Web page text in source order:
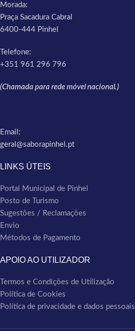
Morada:
Praça Sacadura Cabral
6400-444 Pinhel
Telefone:
+351 961 296 796
(Chamada para rede móvel nacional.)
Email:
geral@saborapinhel.pt
LINKS ÚTEIS
Portal Municipal de Pinhel
Posto de Turismo
Sugestões / Reclamações
Envio
Métodos de Pagamento
APOIO AO UTILIZADOR
Termos e Condições de Utilização
Política de Cookies
Política de privacidade e dados pessoais